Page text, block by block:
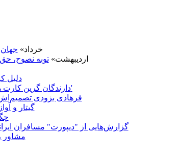
13 خرداد»
5 اردیبهشت»توبه نصوح،
دلیل
'دارندگان گرین کارت هم مشمول ممنوعیت سفر به آمریکا می‌شوند'
فرهادی بزودی
گیتار و
گزارش‌هایی از "دیپورت" مسافران
مشاور